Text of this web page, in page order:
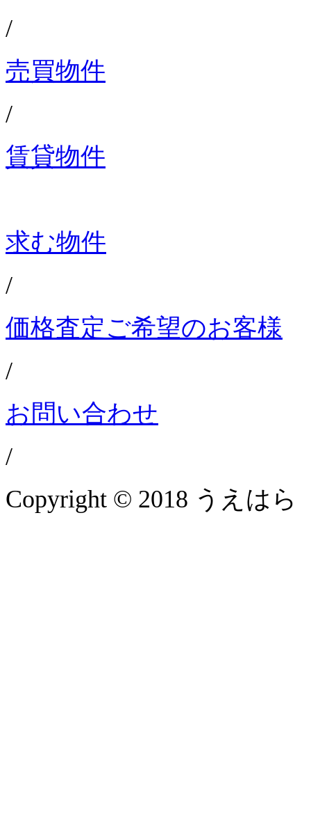
/
売買物件
/
賃貸物件
求む物件
/
価格査定ご希望のお客様
/
お問い合わせ
/
Copyright © 2018 うえは